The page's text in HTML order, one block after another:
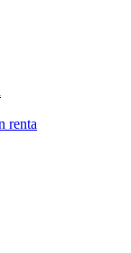
renta